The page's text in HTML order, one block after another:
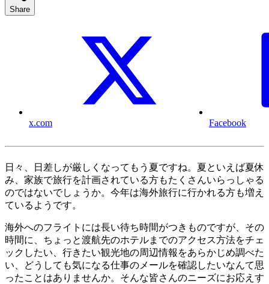
Share
x.com Facebook
日々、日差しが厳しくなってもう夏ですね。夏といえば夏休
み、家族で旅行を計画されている方もたくさんいらっしゃる
のではないでしょうか。今年は海外旅行に行かれる方も増え
ているようです。
海外へのフライトには長い待ち時間がつきものですが、その
時間に、ちょっと渡航先のホテルまでのアクセス方法をチェ
ックしたい、行きたい観光地の周辺情報をあらかじめ調べた
い、どうしても気になる仕事のメールを確認したいなんて思
ったことはありませんか。そんな皆さんのニーズにお応えす